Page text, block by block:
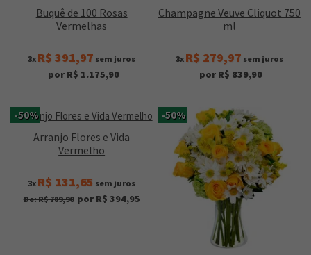
Buquê de 100 Rosas
Vermelhas
3x R$ 391,97 sem juros
por R$ 1.175,90
Champagne Veuve Cliquot 750
ml
3x R$ 279,97 sem juros
por R$ 839,90
-50%
Arranjo Flores e Vida
Vermelho
3x R$ 131,65 sem juros
De: R$ 789,90 por R$ 394,95
-50%